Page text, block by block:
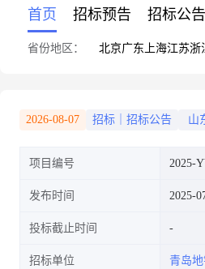
首页 招标预告 招标公告
省份地区： 北京广东 上海江苏浙
2026-08-07 招标｜招标公告 山
项目编号 2025-
发布时间 2025-
投标截止时间
招标单位 青岛地